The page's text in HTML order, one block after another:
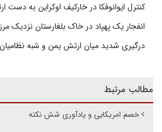
کنترل ایوانوفکا در خارکیف اوکراین به دست
انفجار یک پهپاد در خاک بلغارستان نزدیک
درگیری شدید میان ارتش یمن و شبه
مطالب مرتبط
خصم امریکایی و یادآوری شش نکته